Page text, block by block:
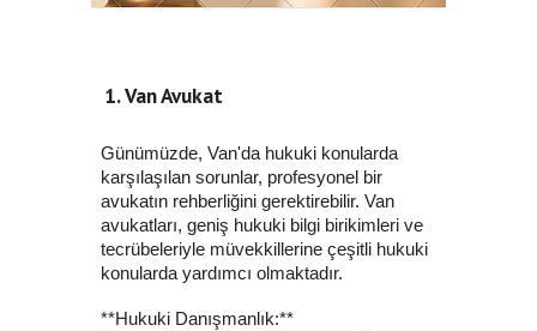
Van Avukat
Günümüzde, Van'da hukuki konularda
karşılaşılan sorunlar, profesyonel bir
avukatın rehberliğini gerektirebilir. Van
avukatları, geniş hukuki bilgi birikimleri ve
tecrübeleriyle müvekkillerine çeşitli hukuki
konularda yardımcı olmaktadır.
**Hukuki Danışmanlık:**